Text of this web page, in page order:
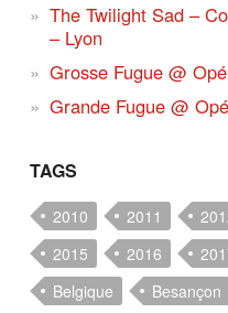
The Twilight Sad –
– Lyon
Grosse Fugue @
Grande Fugue @
TAGS
2010 2011
2015
2016
Belgique
Besançon